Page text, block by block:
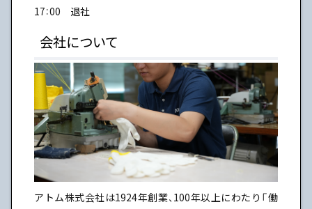
17：00 退社
会社について
アトム株式会社は1924年創業、100年以上にわたり「働